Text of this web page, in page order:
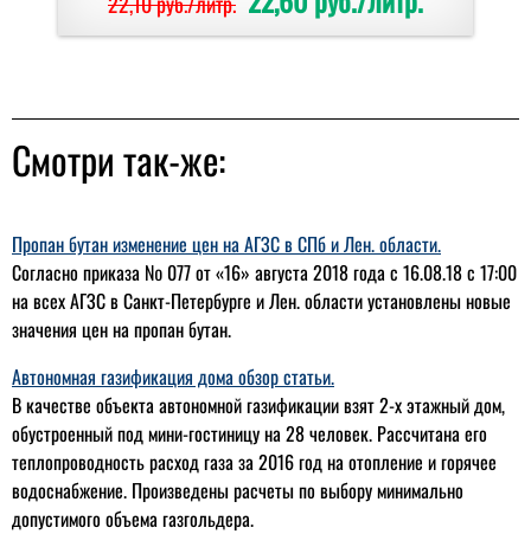
Смотри так-же:
Пропан бутан изменение цен на АГЗС в СПб и Лен. области.
Согласно приказа № 077 от «16» августа 2018 года с 16.08.18 с 17:00
на всех АГЗС в Санкт-Петербурге и Лен. области установлены новые
значения цен на пропан бутан.
Автономная газификация дома обзор статьи.
В качестве объекта автономной газификации взят 2-х этажный дом,
обустроенный под мини-гостиницу на 28 человек. Рассчитана его
теплопроводность расход газа за 2016 год на отопление и горячее
водоснабжение. Произведены расчеты по выбору минимально
допустимого объема газгольдера.